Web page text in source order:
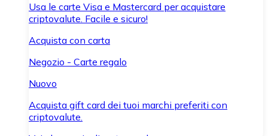
Usa le carte Visa e Mastercard per acquistare
criptovalute. Facile e sicuro!
Acquista con carta
Negozio - Carte regalo
Nuovo
Acquista gift card dei tuoi marchi preferiti con
criptovalute.